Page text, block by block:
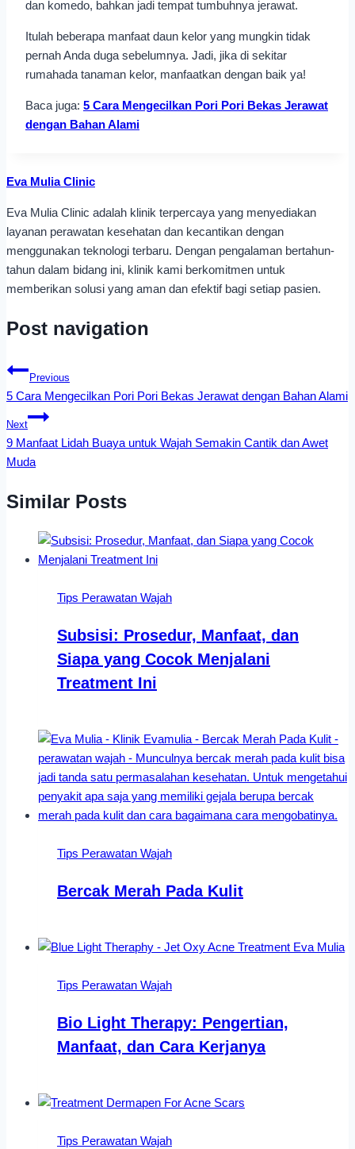
dan komedo, bahkan jadi tempat tumbuhnya jerawat.
Itulah beberapa manfaat daun kelor yang mungkin tidak
pernah Anda duga sebelumnya. Jadi, jika di sekitar
rumahada tanaman kelor, manfaatkan dengan baik ya!
Baca juga: 5 Cara Mengecilkan Pori Pori Bekas Jerawat
dengan Bahan Alami
Eva Mulia Clinic
Eva Mulia Clinic adalah klinik terpercaya yang menyediakan
layanan perawatan kesehatan dan kecantikan dengan
menggunakan teknologi terbaru. Dengan pengalaman bertahun-
tahun dalam bidang ini, klinik kami berkomitmen untuk
memberikan solusi yang aman dan efektif bagi setiap pasien.
Post navigation
Previous
5 Cara Mengecilkan Pori Pori Bekas Jerawat dengan Bahan Alami
Next
9 Manfaat Lidah Buaya untuk Wajah Semakin Cantik dan Awet
Muda
Similar Posts
Tips Perawatan Wajah
Subsisi: Prosedur, Manfaat, dan
Siapa yang Cocok Menjalani
Treatment Ini
Tips Perawatan Wajah
Bercak Merah Pada Kulit
Tips Perawatan Wajah
Bio Light Therapy: Pengertian,
Manfaat, dan Cara Kerjanya
Tips Perawatan Wajah